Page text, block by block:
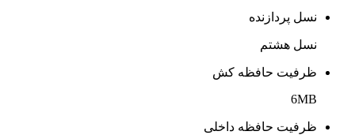
نسل پردازنده
نسل هشتم
ظرفیت حافظه کش
6MB
ظرفیت حافظه داخلی